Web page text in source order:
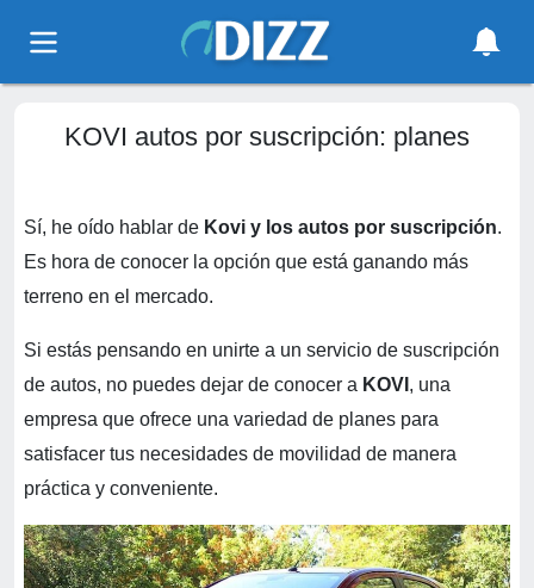
KOVI autos por suscripción: planes
Sí, he oído hablar de Kovi y los autos por suscripción.
Es hora de conocer la opción que está ganando más
terreno en el mercado.
Si estás pensando en unirte a un servicio de suscripción
de autos, no puedes dejar de conocer a KOVI , una
empresa que ofrece una variedad de planes para
satisfacer tus necesidades de movilidad de manera
práctica y conveniente.